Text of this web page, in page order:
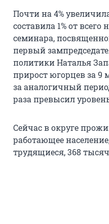
Почти на 4%
составила 1% от
семинара,
первый
политики Наталья
прирост югорцев за 9
за аналогичный
раза превысил
Сейчас в округе
работающее
трудящиеся, 368